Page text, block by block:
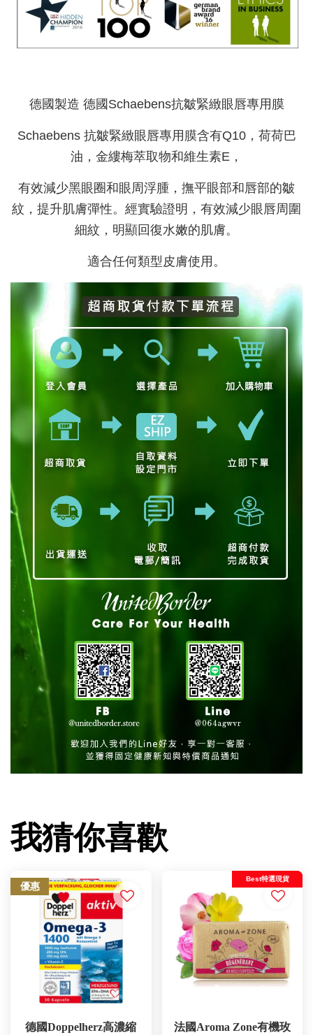
德國製造 德國Schaebens抗皺緊緻眼唇專用膜
Schaebens 抗皺緊緻眼唇專用膜含有Q10，荷荷巴
油，金縷梅萃取物和維生素E，
有效減少黑眼圈和眼周浮腫，撫平眼部和唇部的皺
紋，提升肌膚彈性。經實驗證明，有效減少眼唇周圍
細紋，明顯回復水嫩的肌膚。
適合任何類型皮膚使用。
我猜你喜歡
優惠
德國Doppelherz高濃縮
Best特選現貨
法國Aroma Zone有機玫